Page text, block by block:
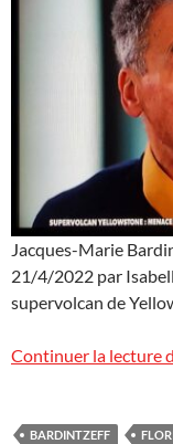
Jacques-Marie
21/4/2022 par
supervolcan de
Continuer la lecture
BARDINTZEFF